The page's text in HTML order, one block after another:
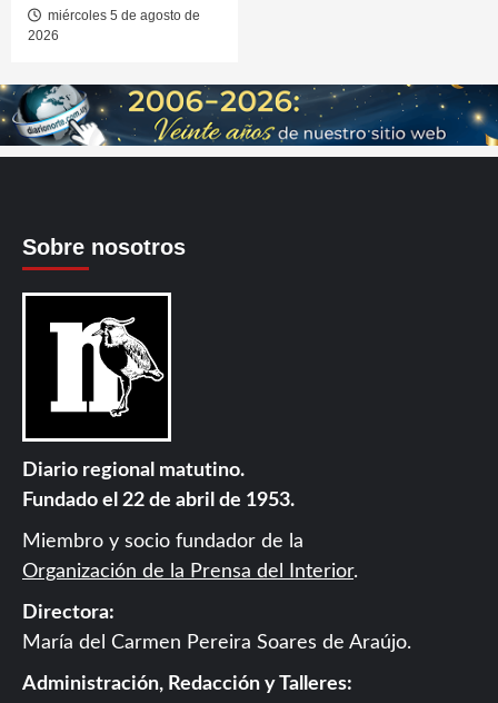
miércoles 5 de agosto de
2026
Sobre nosotros
Diario regional matutino.
Fundado el 22 de abril de 1953.
Miembro y socio fundador de la
Organización de la Prensa del Interior.
Directora:
María del Carmen Pereira Soares de Araújo.
Administración, Redacción y Talleres: